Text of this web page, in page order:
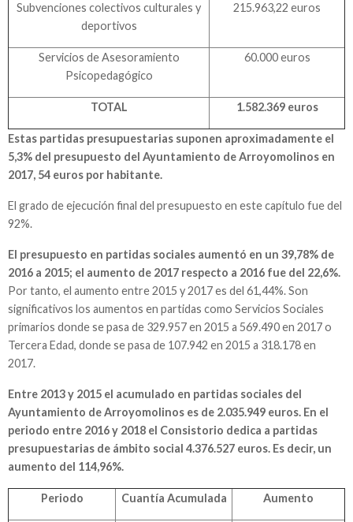
Subvenciones colectivos culturales y
deportivos
215.963,22 euros
Servicios de Asesoramiento
Psicopedagógico
60.000 euros
TOTAL 1.582.369 euros
Estas partidas presupuestarias suponen aproximadamente el
5,3% del presupuesto del Ayuntamiento de Arroyomolinos en
2017, 54 euros por habitante.
El grado de ejecución final del presupuesto en este capítulo fue del
92%.
El presupuesto en partidas sociales aumentó en un 39,78% de
2016 a 2015; el aumento de 2017 respecto a 2016 fue del 22,6%.
Por tanto, el aumento entre 2015 y 2017 es del 61,44%. Son
significativos los aumentos en partidas como Servicios Sociales
primarios donde se pasa de 329.957 en 2015 a 569.490 en 2017 o
Tercera Edad, donde se pasa de 107.942 en 2015 a 318.178 en
2017.
Entre 2013 y 2015 el acumulado en partidas sociales del
Ayuntamiento de Arroyomolinos es de 2.035.949 euros. En el
periodo entre 2016 y 2018 el Consistorio dedica a partidas
presupuestarias de ámbito social 4.376.527 euros. Es decir, un
aumento del 114,96%.
Periodo Cuantía Acumulada Aumento